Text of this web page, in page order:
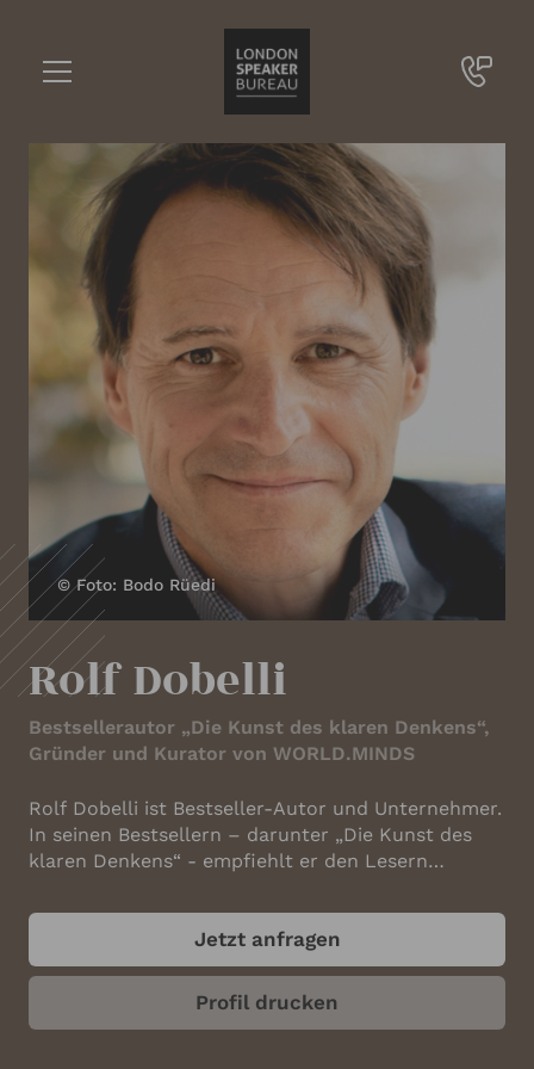
•••
© Foto: Bodo Rüedi
Rolf Dobelli
Bestsellerautor „Die Kunst des klaren Denkens“,
Gründer und Kurator von WORLD.MINDS
Rolf Dobelli ist Bestseller-Autor und Unternehmer.
In seinen Bestsellern – darunter „Die Kunst des
klaren Denkens“ - empfiehlt er den Lesern
Illusionen und ausgetretenen Irrwegen. Seine
Bücher sind in mehr als dreißig Sprachen
erhältlich und erreichten bereits
Millionenauflagen. Rolf Dobelli (*1966) studierte
Jetzt anfragen
Profil drucken
Sie haben Fragen?
+49 721 9209 8228
Rolf Dobelli
Online Anfrage
IHRE KONTAKTDATEN
Ihr Name
Ihre Telefonnummer
Ihr Unternehmen